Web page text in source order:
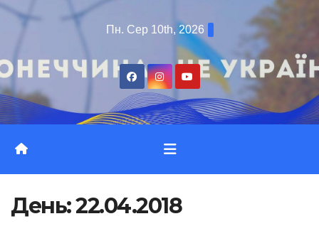
Перейти
Пн. Сер 10th, 2026
День:22.04.2018